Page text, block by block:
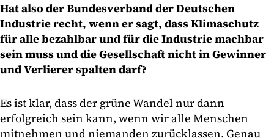
Hat also der Bundesverband der Deutschen
Industrie recht, wenn er sagt, dass Klimaschutz
für alle bezahlbar und für die Industrie machbar
sein muss und die Gesellschaft nicht in Gewinner
und Verlierer spalten darf?
Es ist klar, dass der grüne Wandel nur dann
erfolgreich sein kann, wenn wir alle Menschen
mitnehmen und niemanden zurücklassen. Genau